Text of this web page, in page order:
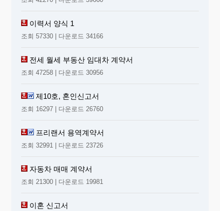
이력서 양식 1
조회 57330 | 다운로드 34166
전세 월세 부동산 임대차 계약서
조회 47258 | 다운로드 30956
제10호, 혼인신고서
조회 16297 | 다운로드 26760
프리랜서 용역계약서
조회 32991 | 다운로드 23726
자동차 매매 계약서
조회 21300 | 다운로드 19981
이혼 신고서